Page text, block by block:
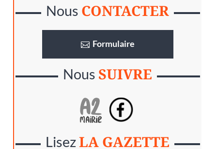
Nous CONTACTER
Formulaire
Nous SUIVRE
LisezLA GAZETTE